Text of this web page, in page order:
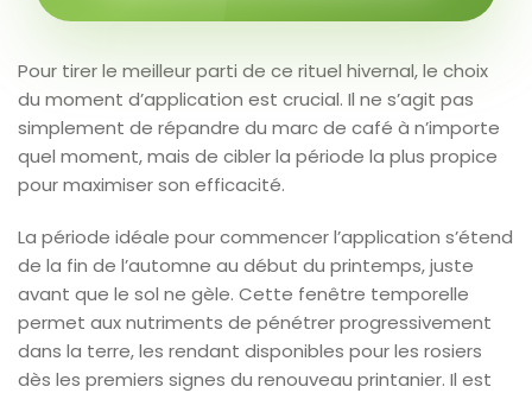
Pour tirer le meilleur parti de ce rituel hivernal, le choix
du moment d’application est crucial. Il ne s’agit pas
simplement de répandre du marc de café à n’importe
quel moment, mais de cibler la période la plus propice
pour maximiser son efficacité.
La période idéale pour commencer l’application s’étend
de la fin de l’automne au début du printemps, juste
avant que le sol ne gèle. Cette fenêtre temporelle
permet aux nutriments de pénétrer progressivement
dans la terre, les rendant disponibles pour les rosiers
dès les premiers signes du renouveau printanier. Il est